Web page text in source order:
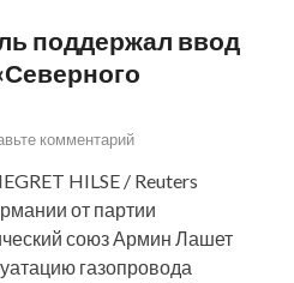
поддержал ввод
комментарий
HILSE / Reuters
от партии
союз Армин Лашет
газопровода